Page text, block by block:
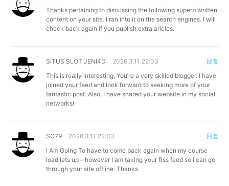
Thanks pertaining to discussing the following superb written
content on your site. I ran into it on the search engines. I will
check back again if you publish extra aricles.
SITUS SLOT JENI4D
2026.3.11 22:03
This is really interesting, You’re a very skilled blogger. I have
joined your feed and look forward to seeking more of your
fantastic post. Also, I have shared your website in my social
networks!
回复
SO79
2026.3.11 22:03
I Am Going To have to come back again when my course
load lets up – however I am taking your Rss feed so i can go
through your site offline. Thanks.
回复